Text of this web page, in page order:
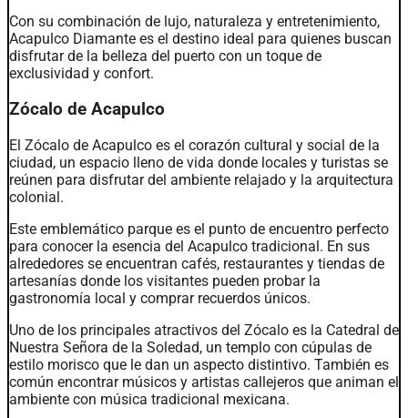
Con su combinación de lujo, naturaleza y entretenimiento,
Acapulco Diamante es el destino ideal para quienes buscan
disfrutar de la belleza del puerto con un toque de
exclusividad y confort.
Zócalo de Acapulco
El Zócalo de Acapulco es el corazón cultural y social de la
ciudad, un espacio lleno de vida donde locales y turistas se
reúnen para disfrutar del ambiente relajado y la arquitectura
colonial.
Este emblemático parque es el punto de encuentro perfecto
para conocer la esencia del Acapulco tradicional. En sus
alrededores se encuentran cafés, restaurantes y tiendas de
artesanías donde los visitantes pueden probar la
gastronomía local y comprar recuerdos únicos.
Uno de los principales atractivos del Zócalo es la Catedral de
Nuestra Señora de la Soledad, un templo con cúpulas de
estilo morisco que le dan un aspecto distintivo. También es
común encontrar músicos y artistas callejeros que animan el
ambiente con música tradicional mexicana.